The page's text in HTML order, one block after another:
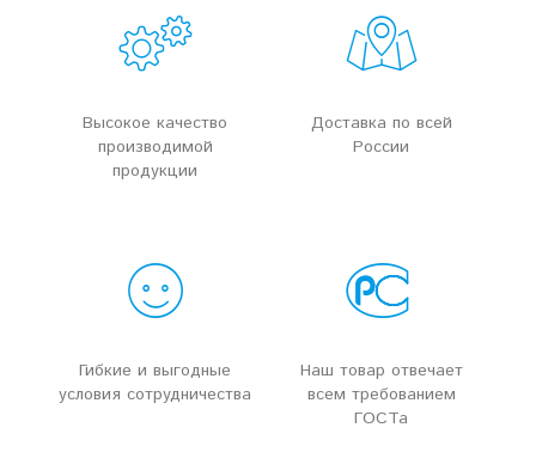
Высокое качество
производимой
продукции
Доставка по всей
России
Гибкие и выгодные
условия сотрудничества
Наш товар отвечает
всем требованием
ГОСТа